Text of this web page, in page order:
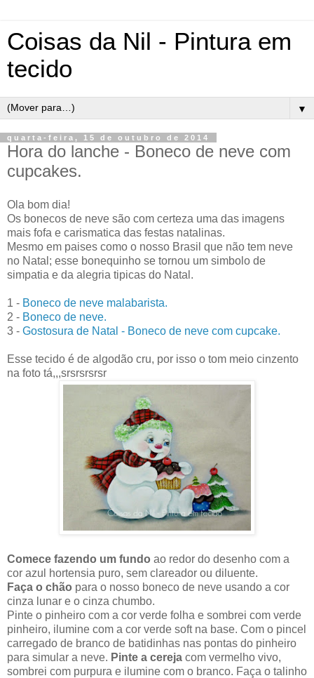
Coisas da Nil - Pintura em
tecido
▼
quarta-feira, 15 de outubro de 2014
Hora do lanche - Boneco de neve com
cupcakes.
Ola bom dia!
Os bonecos de neve são com certeza uma das imagens
mais fofa e carismatica das festas natalinas.
Mesmo em paises como o nosso Brasil que não tem neve
no Natal; esse bonequinho se tornou um simbolo de
simpatia e da alegria tipicas do Natal.
1 - Boneco de neve malabarista.
2 - Boneco de neve.
3 - Gostosura de Natal - Boneco de neve com cupcake.
Esse tecido é de algodão cru, por isso o tom meio cinzento
na foto tá,,,srsrsrsrsr
Comece fazendo um fundo ao redor do desenho com a
cor azul hortensia puro, sem clareador ou diluente.
Faça o chão para o nosso boneco de neve usando a cor
cinza lunar e o cinza chumbo.
Pinte o pinheiro com a cor verde folha e sombrei com verde
pinheiro, ilumine com a cor verde soft na base. Com o pincel
carregado de branco de batidinhas nas pontas do pinheiro
para simular a neve. Pinte a cereja com vermelho vivo,
sombrei com purpura e ilumine com o branco. Faça o talinho